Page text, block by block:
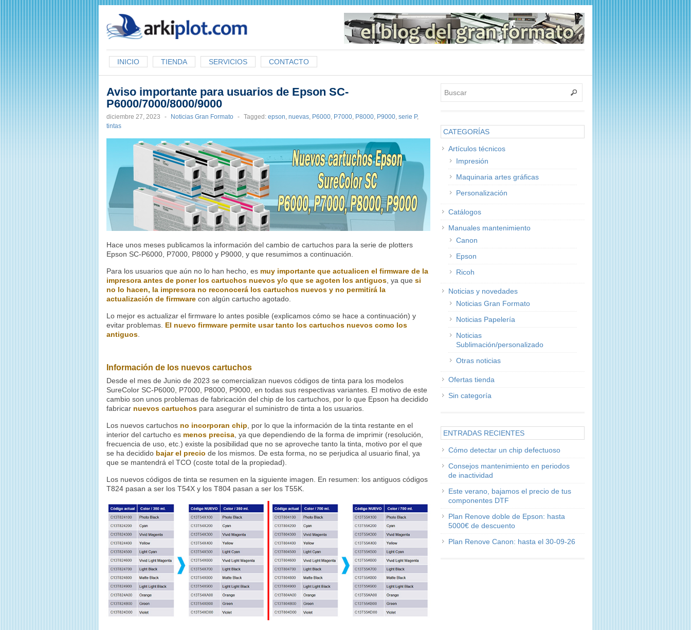
INICIO TIENDA SERVICIOS CONTACTO
Aviso importante para usuarios de Epson SC-
P6000/7000/8000/9000
diciembre 27, 2023 - Noticias Gran Formato - Tagged: epson, nuevas, P6000, P7000, P8000, P9000, serie P,
tintas
Hace unos meses publicamos la información del cambio de cartuchos para la serie de plotters
Epson SC-P6000, P7000, P8000 y P9000, y que resumimos a continuación.
Para los usuarios que aún no lo han hecho, es muy importante que actualicen el firmware de la
impresora antes de poner los cartuchos nuevos y/o que se agoten los antiguos , ya que si
no lo hacen, la impresora no reconocerá los cartuchos nuevos y no permitirá la
actualización de firmware con algún cartucho agotado.
Lo mejor es actualizar el firmware lo antes posible (explicamos cómo se hace a continuación) y
evitar problemas. El nuevo firmware permite usar tanto los cartuchos nuevos como los
antiguos
Información de los nuevos cartuchos
Desde el mes de Junio de 2023 se comercializan nuevos códigos de tinta para los modelos
SureColor SC-P6000, P7000, P8000, P9000, en todas sus respectivas variantes. El motivo de este
cambio son unos problemas de fabricación del chip de los cartuchos, por lo que Epson ha decidido
fabricar nuevos cartuchos para asegurar el suministro de tinta a los usuarios.
Los nuevos cartuchos no incorporan chip , por lo que la información de la tinta restante en el
interior del cartucho es menos precisa , ya que dependiendo de la forma de imprimir (resolución,
frecuencia de uso, etc.) existe la posibilidad que no se aproveche tanto la tinta, motivo por el que
se ha decidido bajar el precio de los mismos. De esta forma, no se perjudica al usuario final, ya
que se mantendrá el TCO (coste total de la propiedad).
Los nuevos códigos de tinta se resumen en la siguiente imagen. En resumen: los antiguos códigos
T824 pasan a ser los T54X y los T804 pasan a ser los T55K.
CATEGORÍAS
Artículos técnicos
Impresión
Maquinaria artes gráficas
Personalización
Catálogos
Manuales mantenimiento
Canon
Epson
Ricoh
Noticias y novedades
Noticias Gran Formato
Noticias Papelería
Noticias
Sublimación/personalizado
Otras noticias
Ofertas tienda
Sin categoría
ENTRADAS RECIENTES
Cómo detectar un chip defectuoso
Consejos mantenimiento en periodos
de inactividad
Este verano, bajamos el precio de tus
componentes DTF
Plan Renove doble de Epson: hasta
5000€ de descuento
Plan Renove Canon: hasta el 30-09-26